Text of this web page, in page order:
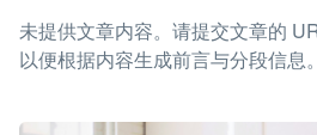
未提供文章内容。请提交文章的
以便根据内容生成前言与分段信息。